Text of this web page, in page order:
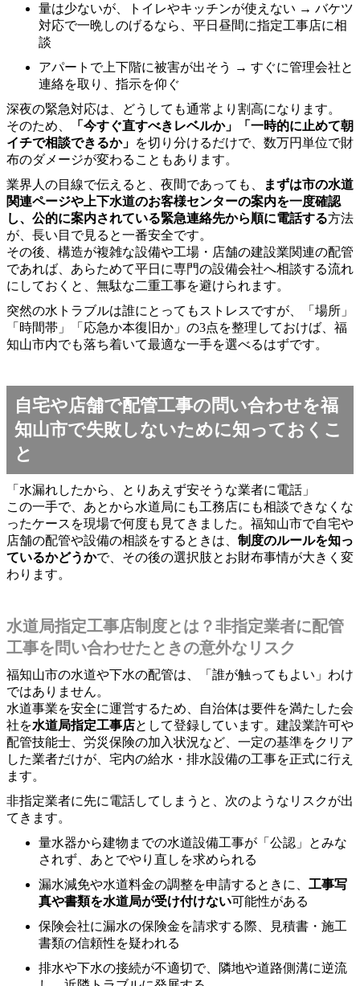
量は少ないが、トイレやキッチンが使えない → バケツ
対応で一晩しのげるなら、平日昼間に指定工事店に相
談
アパートで上下階に被害が出そう → すぐに管理会社と
連絡を取り、指示を仰ぐ
深夜の緊急対応は、どうしても通常より割高になります。
そのため、
「今すぐ直すべきレベルか」「一時的に止めて朝
イチで相談できるか」 を切り分けるだけで、数万円単位で財
布のダメージが変わることもあります。
業界人の目線で伝えると、夜間であっても、
まずは市の水道
関連ページや上下水道のお客様センターの案内を一度確認
し、公的に案内されている緊急連絡先から順に電話する方法
が、長い目で見ると一番安全です。
その後、構造が複雑な設備や工場・店舗の建設業関連の配管
であれば、あらためて平日に専門の設備会社へ相談する流れ
にしておくと、無駄な二重工事を避けられます。
突然の水トラブルは誰にとってもストレスですが、「場所」
「時間帯」「応急か本復旧か」の3点を整理しておけば、福
知山市内でも落ち着いて最適な一手を選べるはずです。
自宅や店舗で配管工事の問い合わせを福
知山市で失敗しないために知っておくこ
と
「水漏れしたから、とりあえず安そうな業者に電話」
この一手で、あとから水道局にも工務店にも相談できなくな
ったケースを現場で何度も見てきました。福知山市で自宅や
店舗の配管や設備の相談をするときは、 制度のルールを知っ
ているかどうかで、その後の選択肢とお財布事情が大きく変
わります。
水道局指定工事店制度とは？非指定業者に配管
工事を問い合わせたときの意外なリスク
福知山市の水道や下水の配管は、「誰が触ってもよい」わけ
ではありません。
水道事業を安全に運営するため、自治体は要件を満たした会
社を水道局指定工事店として登録しています。建設業許可や
配管技能士、労災保険の加入状況など、一定の基準をクリア
した業者だけが、宅内の給水・排水設備の工事を正式に行え
ます。
非指定業者に先に電話してしまうと、次のようなリスクが出
てきます。
量水器から建物までの水道設備工事が「公認」とみな
されず、あとでやり直しを求められる
漏水減免や水道料金の調整を申請するときに、 工事写
真や書類を水道局が受け付けない可能性がある
保険会社に漏水の保険金を請求する際、見積書・施工
書類の信頼性を疑われる
排水や下水の接続が不適切で、隣地や道路側溝に逆流